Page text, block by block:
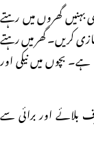
بہنیں گھروں میں رہتے
کریں۔ گھر میں رہتے
ہے۔ بچوں میں نیکی اور
بلائے اور برائی سے